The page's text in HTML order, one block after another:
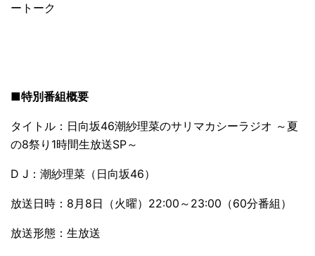
ートーク
■特別番組概要
タイトル：日向坂46潮紗理菜のサリマカシーラジオ ～夏
の8祭り1時間生放送SP～
D J：潮紗理菜（日向坂46）
放送日時：8月8日（火曜）22:00～23:00（60分番組）
放送形態：生放送